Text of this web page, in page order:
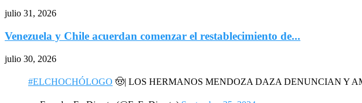
julio 31, 2026
Venezuela y Chile acuerdan comenzar el restablecimiento de...
julio 30, 2026
#ELCHOCHÓLOGO 🤠| LOS HERMANOS MENDOZA DAZA DENUNCIAN Y